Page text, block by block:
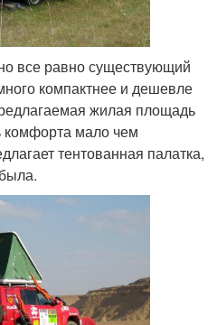
все равно существующий
компактнее и дешевле
жилая площадь
комфорта мало чем
тентованная палатка,